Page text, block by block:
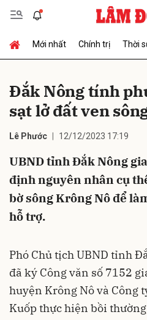
Mới nhất Chính trị Thời
Đắk Nông tính
sạt lở đất ven
Lê Phước 12/12/2023 17:19
UBND tỉnh Đắk Nông
định nguyên nhân cụ
bờ sông Krông Nô để
hỗ trợ.
Phó Chủ tịch UBND tỉnh
đã ký Công văn số 7152
huyện Krông Nô và Công
Kuốp thực hiện bồi
Gửi bình luận